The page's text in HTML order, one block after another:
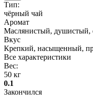
Тип:
чёрный чай
Аромат
Маслянистый, душистый,
Вкус
Крепкий, насыщенный,
Все характеристики
Вес:
50 кг
0.1
Закончился